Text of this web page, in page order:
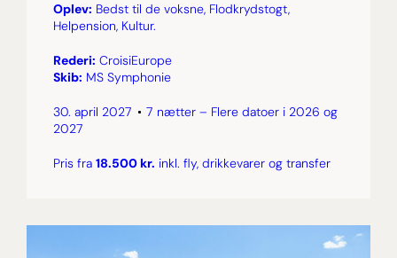
Oplev: Bedst til de voksne, Flodkrydstogt,
Helpension, Kultur.
Rederi: CroisiEurope
Skib: MS Symphonie
30. april 2027
7 nætter – Flere datoer i 2026 og
2027
Pris fra 18.500 kr. inkl. fly, drikkevarer og transfer